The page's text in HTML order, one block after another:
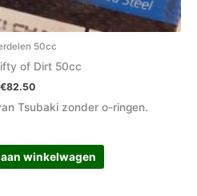
50cc
of Dirt 50cc
€82.50
Tsubaki zonder o-ringen.
winkelwagen